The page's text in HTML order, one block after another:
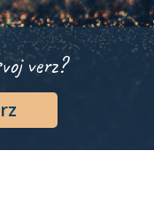
verz?